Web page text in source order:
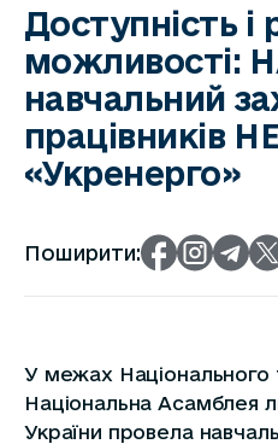
Доступність і
можливості:
навчальний
працівників
«Укренерго»
Поширити:
У межах Національного
Національна Асамблея
України провела